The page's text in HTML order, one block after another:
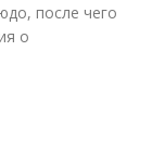
после чего
о